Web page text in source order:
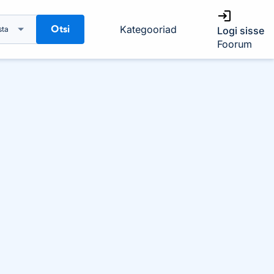
Otsi Kategooriad
Logi sisse
Foorum